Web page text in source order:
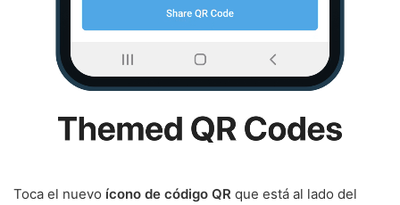
Toca el nuevo ícono de código QR que está al lado del